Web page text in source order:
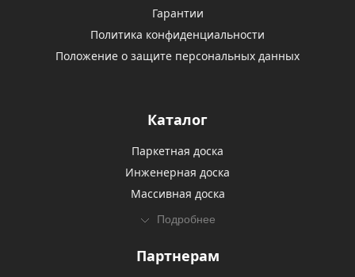
Гарантии
Политика конфиденциальности
Положение о защите персональных данных
Каталог
Паркетная доска
Инженерная доска
Массивная доска
Подробнее
Партнерам